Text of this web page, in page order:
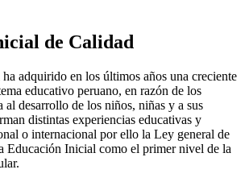
de Calidad
adquirido en los últimos años una creciente
educativo peruano, en razón de los
al desarrollo de los niños, niñas y a sus
distintas experiencias educativas y
o internacional por ello la Ley general de
Educación Inicial como el primer nivel de la